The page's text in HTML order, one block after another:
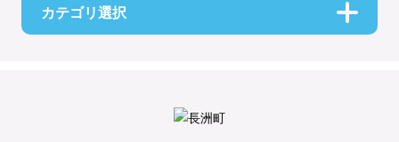
カテゴリ選択